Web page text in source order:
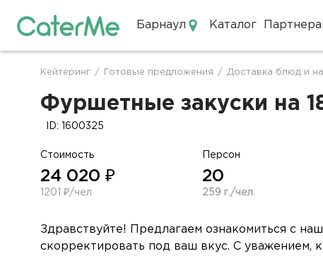
Барнаул Каталог
Строка
навигации
Кейтеринг / Готовые предложения / Доставка блюд и
Фуршетные закуски на
ID: 1600325
Стоимость
24 020 ₽
1201 ₽/чел
Персон
20
259 г./чел.
Здравствуйте! Предлагаем ознакомиться с
скорректировать под ваш вкус. С уважением,